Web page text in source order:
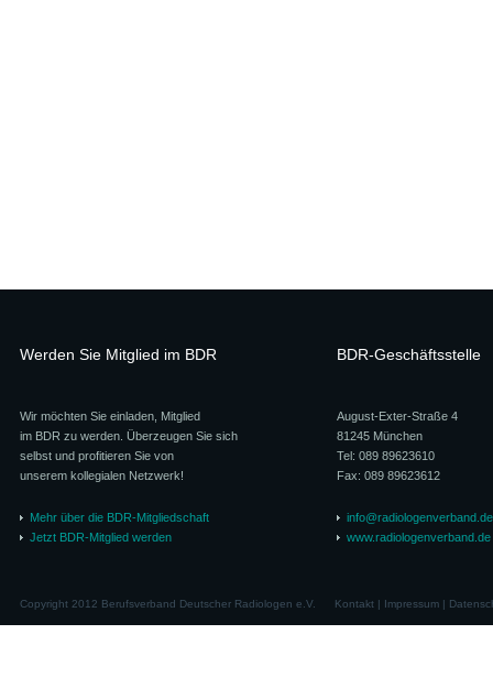
Werden Sie Mitglied im BDR
Wir möchten Sie einladen, Mitglied
im BDR zu werden. Überzeugen Sie sich
selbst und profitieren Sie von
unserem kollegialen Netzwerk!
Mehr über die BDR-Mitgliedschaft
Jetzt BDR-Mitglied werden
BDR-Geschäftsstelle
August-Exter-Straße 4
81245 München
Tel: 089 89623610
Fax: 089 89623612
info@radiologenverband.de
www.radiologenverband.de
Copyright 2012 Berufsverband Deutscher Radiologen e.V. Kontakt| Impressum|